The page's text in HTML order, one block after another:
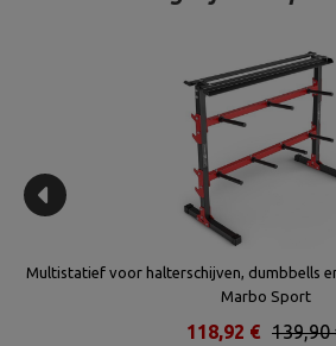
Multistatief voor halterschijven, dumbbells
Marbo Sport
139,90
118,92 €